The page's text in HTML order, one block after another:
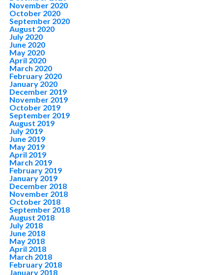
November 2020
October 2020
September 2020
August 2020
July 2020
June 2020
May 2020
April 2020
March 2020
February 2020
January 2020
December 2019
November 2019
October 2019
September 2019
August 2019
July 2019
June 2019
May 2019
April 2019
March 2019
February 2019
January 2019
December 2018
November 2018
October 2018
September 2018
August 2018
July 2018
June 2018
May 2018
April 2018
March 2018
February 2018
January 2018